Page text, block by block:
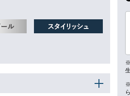
※
※